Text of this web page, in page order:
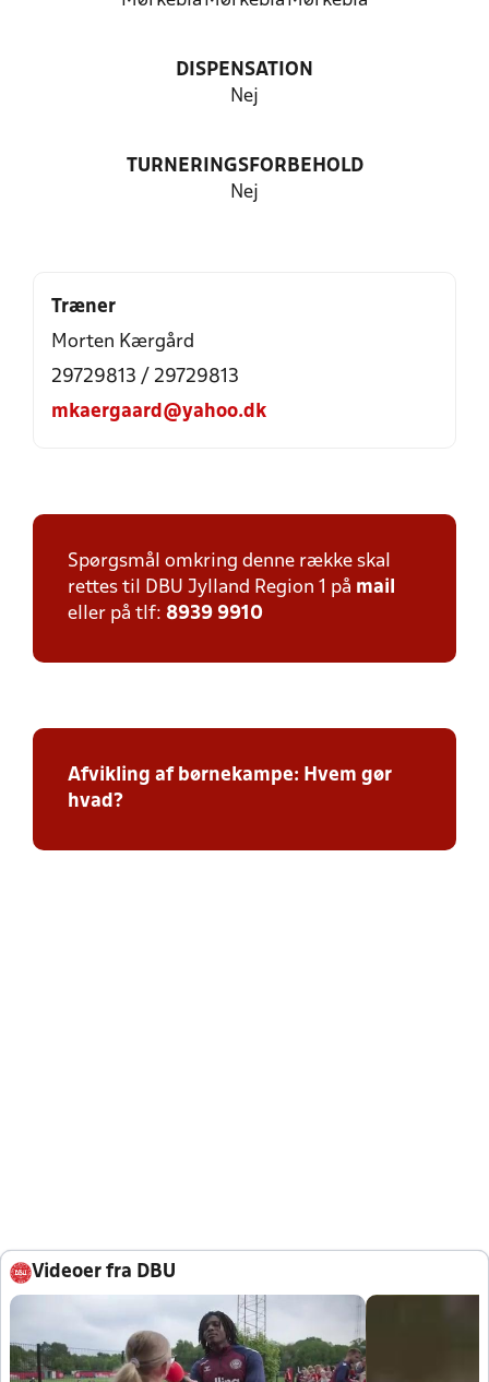
DISPENSATION
Nej
TURNERINGSFORBEHOLD
Nej
Træner
Morten Kærgård
29729813 / 29729813
mkaergaard@yahoo.dk
Spørgsmål omkring denne række skal
rettes til DBU Jylland Region 1 på mail
eller på tlf: 8939 9910
Afvikling af børnekampe: Hvem gør
hvad?
Videoer fra DBU